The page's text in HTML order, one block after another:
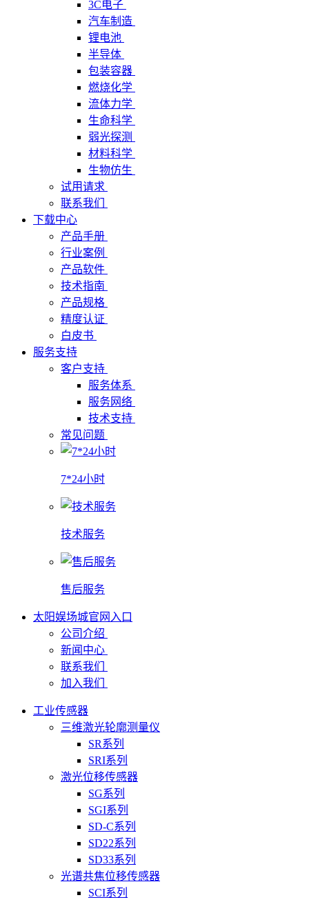
3C电子
汽车制造
锂电池
半导体
包装容器
燃烧化学
流体力学
生命科学
弱光探测
材料科学
生物仿生
试用请求
联系我们
下载中心
产品手册
行业案例
产品软件
技术指南
产品规格
精度认证
白皮书
服务支持
客户支持
服务体系
服务网络
技术支持
常见问题
7*24小时
技术服务
售后服务
太阳娱场城官网入口
公司介绍
新闻中心
联系我们
加入我们
工业传感器
三维激光轮廓测量仪
SR系列
SRI系列
激光位移传感器
SG系列
SGI系列
SD-C系列
SD22系列
SD33系列
光谱共焦位移传感器
SCI系列